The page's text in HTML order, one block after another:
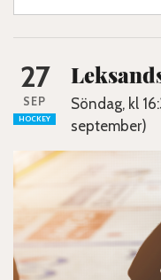
27
SEP
HOCKEY
Söndag, kl
september)